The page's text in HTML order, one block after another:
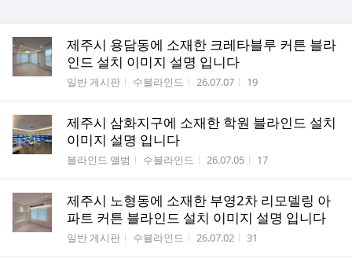
제주시 용담동에 소재한 크레타블루 커튼 블라
인드 설치 이미지 설명 입니다
게시판명
일반 게시판 작성자
수블라인드 작성시간
26.07.07 조회수
19
제주시 삼화지구에 소재한 학원 블라인드 설치
이미지 설명 입니다
게시판명
블라인드 앨범 작성자
수블라인드 작성시간
26.07.05 조회수
17
제주시 노형동에 소재한 부영2차 리모델링 아
파트 커튼 블라인드 설치 이미지 설명 입니다
게시판명
일반 게시판 작성자
수블라인드 작성시간
26.07.02 조회수
31